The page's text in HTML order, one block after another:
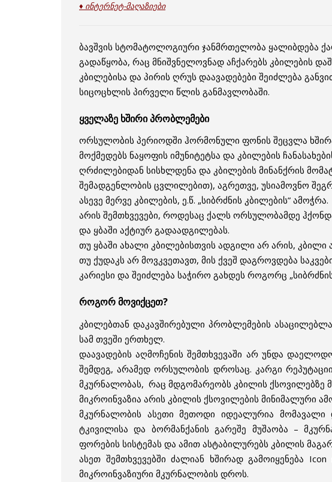
♦ ინტერნეტ-მაღაზიები
ბავშვის სტომატოლოგიური ჯანმრთელობა ყალიბდება
გადაწყობა, რაც მნიშვნელოვნად აჩქარებს კბილების
კბილებისა და პირის ღრუს დაავადებები შეიძლება
სიცოცხლის პირველი წლის განმავლობაში.
ყველაზე ხშირი პრობლემები
ორსულობის პერიოდში ჰორმონული ფონის შეცვლა
მოქმედებს ნაყოფის იმუნიტეტსა და კბილების
ღრძილებიდან სისხლდენა და კბილების მინანქრის
შემადგენლობის ცვლილებით), აგრეთვე, უსიამოვნო
ასევე მერვე კბილების, ე.წ. „სიბრძნის კბილების” ამოჭრა.
არის შემთხვევები, როდესაც ქალს ორსულობამდე
და ყბაში აქტიურ გადაადგილებას.
თუ ყბაში ახალი კბილებისთვის ადგილი არ არის, კბილი
თუ ქუდაკს არ მოვკვეთავთ, მის ქვეშ დაგროვდება
კარიესი და შეიძლება საჭირო გახდეს როგორც
როგორ მოვიქცეთ?
კბილებთან დაკავშირებული პრობლემების
სამ თვეში ერთხელ.
დაავადების აღმოჩენის შემთხვევაში არ უნდა
შემდეგ, არამედ ორსულობის დროსაც. კარგი
მკურნალობას, რაც მდგომარეობს კბილის ქსოვილებზე
მიკროინვაზია არის კბილის ქსოვილების მინიმალური
მკურნალობის ასეთი მეთოდი იდეალურია მომავალი
ტკივილისა და ბორმანქანის გარეშე მუშაობა –
ფორების სისტემას და ამით ასტაბილურებს კბილის
ასეთ შემთხვევებში ძალიან ხშირად გამოიყენება
მიკროინვაზიური მკურნალობის დროს.